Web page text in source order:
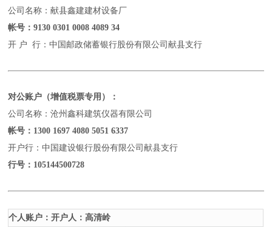
公司名称：献县鑫建建材设备厂
帐号：9130 0301 0008 4089 34
开 户 行：中国邮政储蓄银行股份有限公司献县支行
对公账户（增值税票专用）：
公司名称：沧州鑫科建筑仪器有限公司
帐号： 1300 1697 4080 5051 6337
开户行：中国建设银行股份有限公司献县支行
行号： 105144500728
个人账户：开户人：高清岭